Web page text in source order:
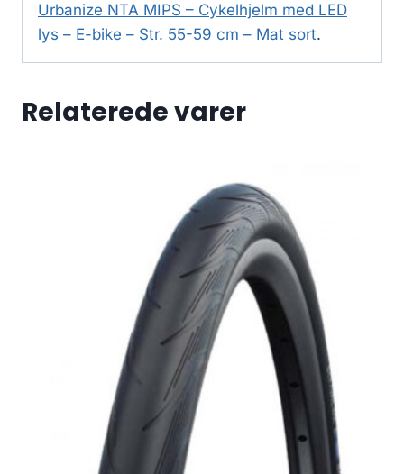
Urbanize NTA MIPS – Cykelhjelm med LED
lys – E-bike – Str. 55-59 cm – Mat sort.
Relaterede varer